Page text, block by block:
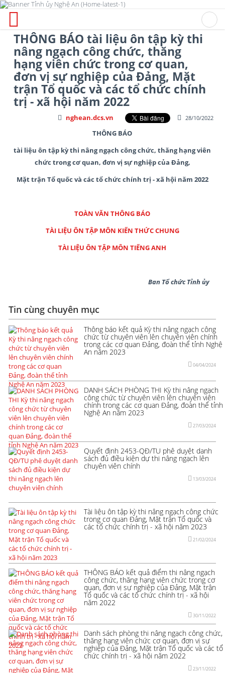
THÔNG BÁO tài liệu ôn tập kỳ thi
nâng ngạch công chức, thăng
hạng viên chức trong cơ quan,
đơn vị sự nghiệp của Đảng, Mặt
trận Tổ quốc và các tổ chức chính
trị - xã hội năm 2022
28/10/2022
nghean.dcs.vn
THÔNG BÁO
tài liệu ôn tập kỳ thi nâng ngạch công chức, thăng hạng viên
chức trongcơ quan, đơn vị sự nghiệp của Đảng,
Mặt trận Tổ quốc và các tổ chức chính trị - xã hội năm 2022
TOÀN VĂN THÔNG BÁO
TÀI LIỆU ÔN TẬP MÔN KIẾN THỨC CHUNG
TÀI LIỆU ÔN TẬP MÔN TIẾNG ANH
Ban Tổ chức Tỉnh ủy
Tin cùng chuyên mục
Thông báo kết quả Kỳ thi nâng ngạch công
chức từ chuyên viên lên chuyên viên chính
trong các cơ quan Đảng, đoàn thể tỉnh Nghệ
An năm 2023
04/04/2024
DANH SÁCH PHÒNG THI Kỳ thi nâng ngạch
công chức từ chuyên viên lên chuyên viên
chính trong các cơ quan Đảng, đoàn thể tỉnh
Nghệ An năm 2023
27/03/2024
Quyết định 2453-QĐ/TU phê duyệt danh
sách đủ điều kiện dự thi nâng ngạch lên
chuyên viên chính
13/03/2024
Tài liệu ôn tập kỳ thi nâng ngạch công chức
trong cơ quan Đảng, Mặt trận Tổ quốc và
các tổ chức chính trị - xã hội năm 2023
21/02/2024
THÔNG BÁO kết quả điểm thi nâng ngạch
công chức, thăng hạng viên chức trong cơ
quan, đơn vị sự nghiệp của Đảng, Mặt trận
Tổ quốc và các tổ chức chính trị - xã hội
năm 2022
30/11/2022
Danh sách phòng thi nâng ngạch công chức,
thăng hạng viên chức cơ quan, đơn vị sự
nghiệp của Đảng, Mặt trận Tổ quốc và các tổ
chức chính trị - xã hội năm 2022
23/11/2022